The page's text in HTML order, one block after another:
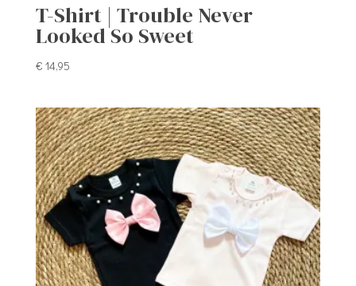
T-Shirt | Trouble Never
Looked So Sweet
€ 14,95